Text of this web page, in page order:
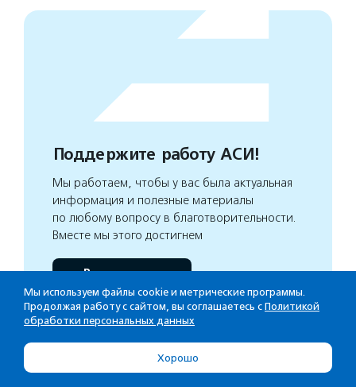
Поддержите работу АСИ!
Мы работаем, чтобы у вас была актуальная
информация и полезные материалы
по любому вопросу в благотворительности.
Вместе мы этого достигнем
Внести вклад
Новгородская обл.
Мы используем файлы cookie и метрические программы.
Продолжая работу с сайтом, вы соглашаетесь с Политикой
обработки персональных данных
Хорошо